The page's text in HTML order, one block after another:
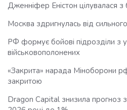
Дженніфер Еністон цілувалася
Москва здригнулась від
РФ формує бойові підрозділи з
військовополонених
«Закрита» нарада Міноборони
закритою
Dragon Capital знизила прогноз